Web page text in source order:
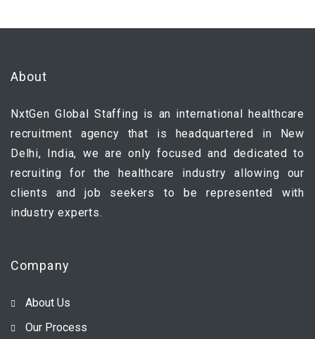
About
NxtGen Global Staffing is an international healthcare
recruitment agency that is headquartered in New
Delhi, India, we are only focused and dedicated to
recruiting for the healthcare industry allowing our
clients and job seekers to be represented with
industry experts.
Company
About Us
Our Process